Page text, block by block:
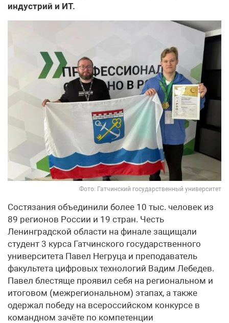
индустрий и ИТ.
Фото: Гатчинский государственный университет
Состязания объединили более 10 тыс. человек из
89 регионов России и 19 стран. Честь
Ленинградской области на финале защищали
студент 3 курса Гатчинского государственного
университета Павел Негруца и преподаватель
факультета цифровых технологий Вадим Лебедев.
Павел блестяще проявил себя на региональном и
итоговом (межрегиональном) этапах, а также
одержал победу на всероссийском конкурсе в
командном зачёте по компетенции